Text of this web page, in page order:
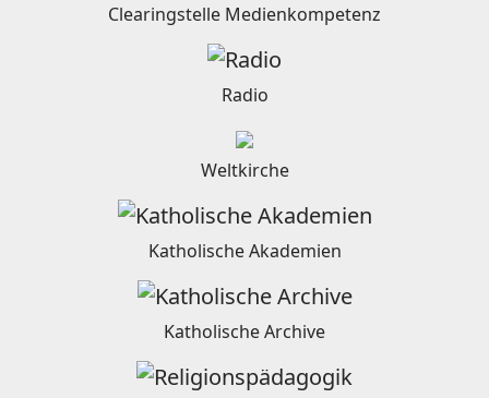
Clearingstelle Medienkompetenz
Radio
Weltkirche
Katholische Akademien
Katholische Archive